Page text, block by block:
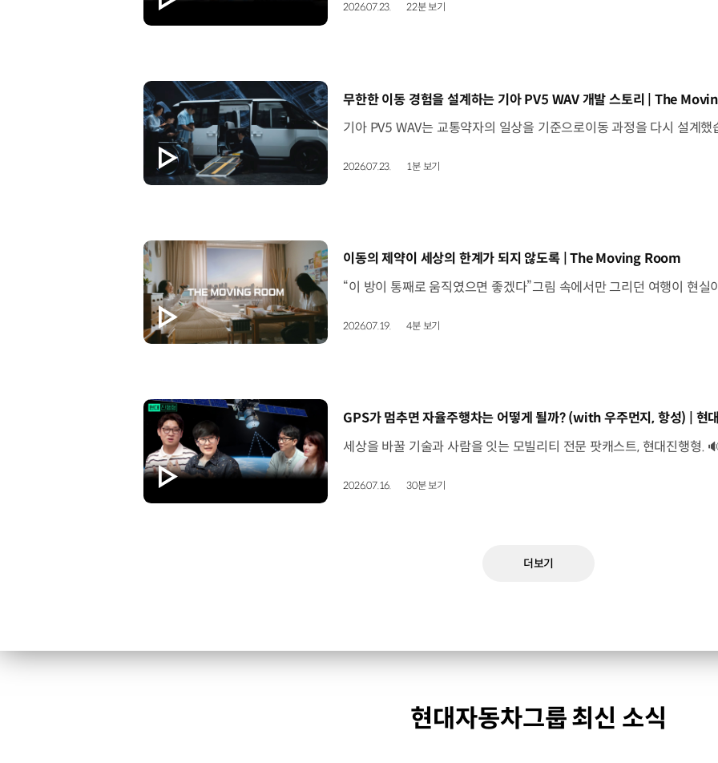
2026.07.23. 22분 보기
[동영상]
무한한 이동 경험을 설계하는 기아 PV5 WAV 개발 스토리 | The
2026.07.23. 1분 보기
[동영상]
이동의 제약이 세상의 한계가 되지 않도록 | The Moving Room
2026.07.19. 4분 보기
[동영상]
2026.07.16. 30분 보기
더보기
현대자동차그룹 최신 소식